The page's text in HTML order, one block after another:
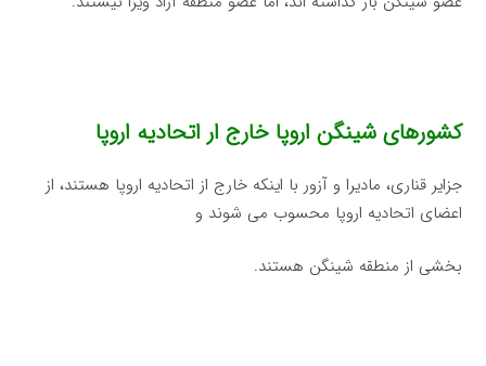
کشورهای شینگن اروپا خارج ار اتحادیه اروپا
جزایر قناری، مادیرا و آزور با اینکه خارج از اتحادیه اروپا هستند، از
اعضای اتحادیه اروپا محسوب می شوند و
بخشی از منطقه شینگن هستند.